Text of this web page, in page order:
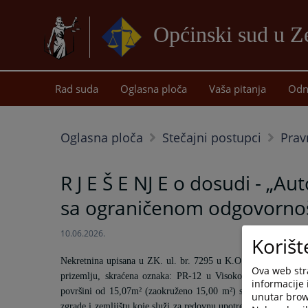
Općinski sud u
Rad suda Oglasna ploča Vaša pitanja
Oglasna ploča Stečajni postupci
R J E Š E NJ E o dosudi -
sa ograničenom
10.06.2026.
Nekretnina upisana u ZK. ul. br. 7295 u K.O. VISOKO; broj
prizemlju, skraćena oznaka: PR-12 u Visokom, u ulici
površini od 15,07m² (zaokruženo 15,00 m²) sa 15/4030
Ova web
informacije
unutar